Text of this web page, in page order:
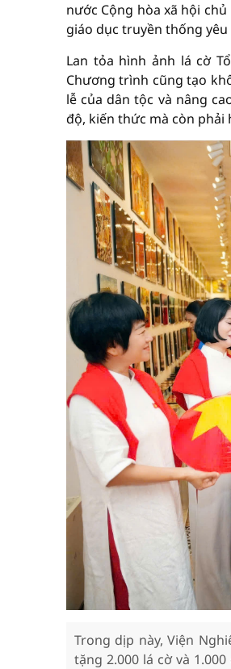
nước Cộng hòa xã hội
giáo dục truyền thống
Lan tỏa hình ảnh lá cờ
Chương trình cũng tạo
lễ của dân tộc và nâng
độ, kiến thức mà còn phải
Trong dịp này, Viện
tặng 2.000 lá cờ và